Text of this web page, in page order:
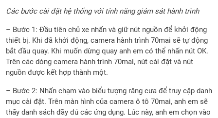
Các bước cài đặt hệ thống với tính năng giám sát hành trình
– Bước 1: Đầu tiên chủ xe nhấn và giữ nút nguồn để khởi động
thiết bị. Khi đã khởi động, camera hành trình 70mai sẽ tự động
bắt đầu quay. Khi muốn dừng quay anh em có thể nhấn nút OK.
Trên các dòng camera hành trình 70mai, nút cài đặt và nút
nguồn được kết hợp thành một.
– Bước 2: Nhấn chạm vào biểu tượng răng cưa để truy cập danh
mục cài đặt. Trên màn hình của camera ô tô 70mai, anh em sẽ
thấy danh sách đầy đủ các ứng dụng. Lúc này, anh em chọn vào